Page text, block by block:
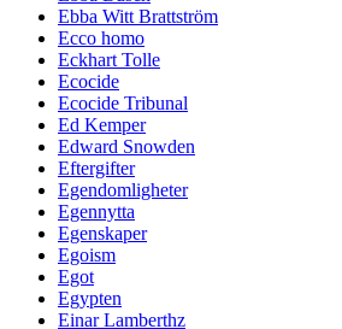
Ebba Witt Brattström
Ecco homo
Eckhart Tolle
Ecocide
Ecocide Tribunal
Ed Kemper
Edward Snowden
Eftergifter
Egendomligheter
Egennytta
Egenskaper
Egoism
Egot
Egypten
Einar Lamberthz